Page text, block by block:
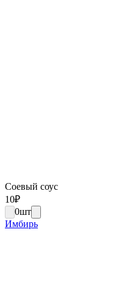
Соевый соус
10₽
0шт
Имбирь